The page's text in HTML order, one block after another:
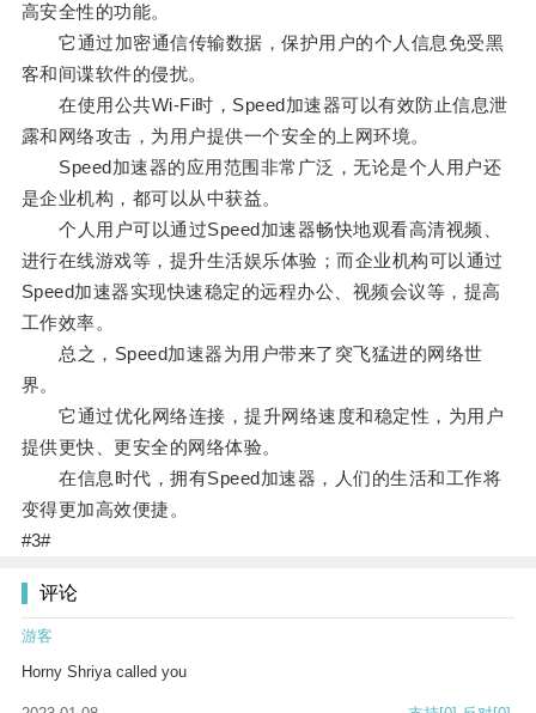
高安全性的功能。
它通过加密通信传输数据，保护用户的个人信息免受黑
客和间谍软件的侵扰。
在使用公共Wi-Fi时，Speed加速器可以有效防止信息泄
露和网络攻击，为用户提供一个安全的上网环境。
Speed加速器的应用范围非常广泛，无论是个人用户还
是企业机构，都可以从中获益。
个人用户可以通过Speed加速器畅快地观看高清视频、
进行在线游戏等，提升生活娱乐体验；而企业机构可以通过
Speed加速器实现快速稳定的远程办公、视频会议等，提高
工作效率。
总之，Speed加速器为用户带来了突飞猛进的网络世
界。
它通过优化网络连接，提升网络速度和稳定性，为用户
提供更快、更安全的网络体验。
在信息时代，拥有Speed加速器，人们的生活和工作将
变得更加高效便捷。
#3#
评论
游客
Horny Shriya called you